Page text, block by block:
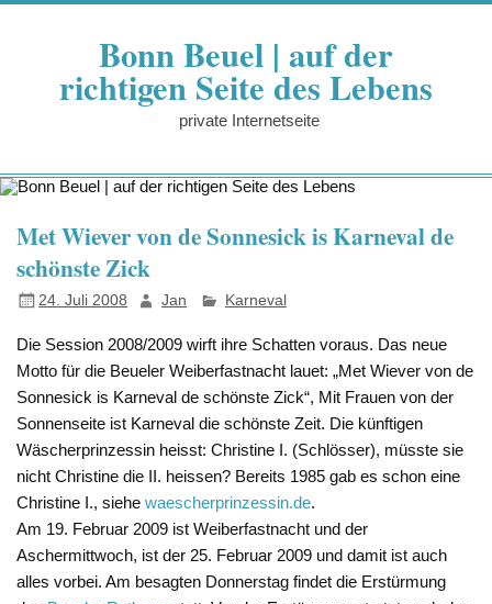
Zum
Bonn Beuel | auf der
richtigen Seite des Lebens
private Internetseite
Met Wiever von de Sonnesick is Karneval de
schönste Zick
24. Juli 2008 Jan Karneval
Die Session 2008/2009 wirft ihre Schatten voraus. Das neue
Motto für die Beueler Weiberfastnacht lauet: „Met Wiever von de
Sonnesick is Karneval de schönste Zick“, Mit Frauen von der
Sonnenseite ist Karneval die schönste Zeit. Die künftigen
Wäscherprinzessin heisst: Christine I. (Schlösser), müsste sie
nicht Christine die II. heissen? Bereits 1985 gab es schon eine
Christine I., siehewaescherprinzessin.de.
Am 19. Februar 2009 ist Weiberfastnacht und der
Aschermittwoch, ist der 25. Februar 2009 und damit ist auch
alles vorbei. Am besagten Donnerstag findet die Erstürmung